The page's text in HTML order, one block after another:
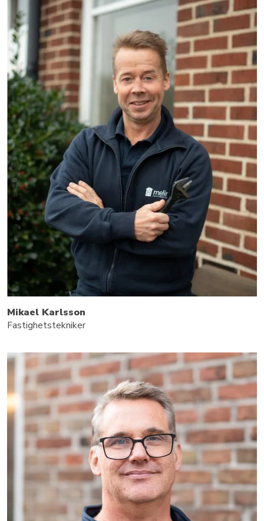
Mikael Karlsson
Fastighetstekniker